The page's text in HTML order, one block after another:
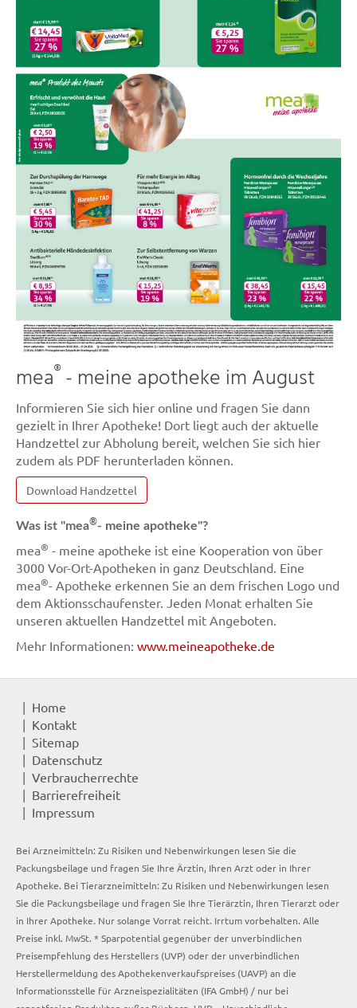
mea® - meine apotheke im August
Informieren Sie sich hier online und fragen Sie dann
gezielt in Ihrer Apotheke! Dort liegt auch der aktuelle
Handzettel zur Abholung bereit, welchen Sie sich hier
zudem als PDF herunterladen können.
Download Handzettel
Was ist "mea®- meine apotheke"?
mea® - meine apotheke ist eine Kooperation von über
3000 Vor-Ort-Apotheken in ganz Deutschland. Eine
mea®- Apotheke erkennen Sie an dem frischen Logo und
dem Aktionsschaufenster. Jeden Monat erhalten Sie
unseren aktuellen Handzettel mit Angeboten.
Mehr Informationen: www.meineapotheke.de
Home
Kontakt
Sitemap
Datenschutz
Verbraucherrechte
Barrierefreiheit
Impressum
Bei Arzneimitteln: Zu Risiken und Nebenwirkungen lesen Sie die
Packungsbeilage und fragen Sie Ihre Ärztin, Ihren Arzt oder in Ihrer
Apotheke. Bei Tierarzneimitteln: Zu Risiken und Nebenwirkungen lesen
Sie die Packungsbeilage und fragen Sie Ihre Tierärztin, Ihren Tierarzt oder
in Ihrer Apotheke. Nur solange Vorrat reicht. Irrtum vorbehalten. Alle
Preise inkl. MwSt. * Sparpotential gegenüber der unverbindlichen
Preisempfehlung des Herstellers (UVP) oder der unverbindlichen
Herstellermeldung des Apothekenverkaufspreises (UAVP) an die
Informationsstelle für Arzneispezialitäten (IFA GmbH) / nur bei